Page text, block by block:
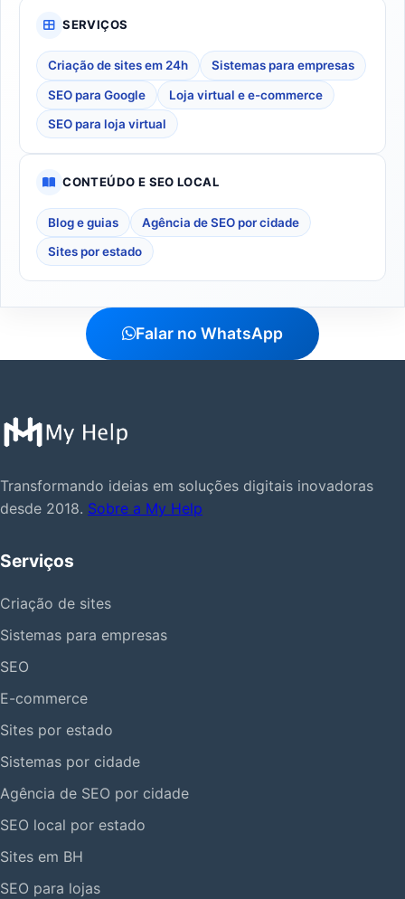
SERVIÇOS
Criação de sites em 24h Sistemas para empresas
SEO para Google Loja virtual e e-commerce
SEO para loja virtual
CONTEÚDO E SEO LOCAL
Blog e guias Agência de SEO por cidade
Sites por estado
Falar no WhatsApp
Transformando ideias em soluções digitais inovadoras
desde 2018. Sobre a My Help
Serviços
Criação de sites
Sistemas para empresas
SEO
E-commerce
Sites por estado
Sistemas por cidade
Agência de SEO por cidade
SEO local por estado
Sites em BH
SEO para lojas